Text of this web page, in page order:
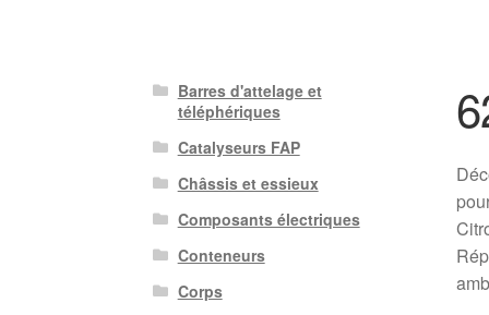
Barres d'attelage et
téléphériques
Catalyseurs FAP
Châssis et essieux
Composants électriques
Conteneurs
Corps